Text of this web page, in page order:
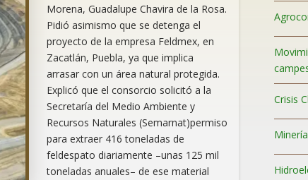
Morena, Guadalupe Chavira de la Rosa.
Pidió asimismo que se detenga el
proyecto de la empresa Feldmex, en
Zacatlán, Puebla, ya que implica
arrasar con un área natural protegida.
Explicó que el consorcio solicitó a la
Secretaría del Medio Ambiente y
Recursos Naturales (Semarnat)permiso
para extraer 416 toneladas de
feldespato diariamente –unas 125 mil
toneladas anuales– de ese material
Crisis
Minería